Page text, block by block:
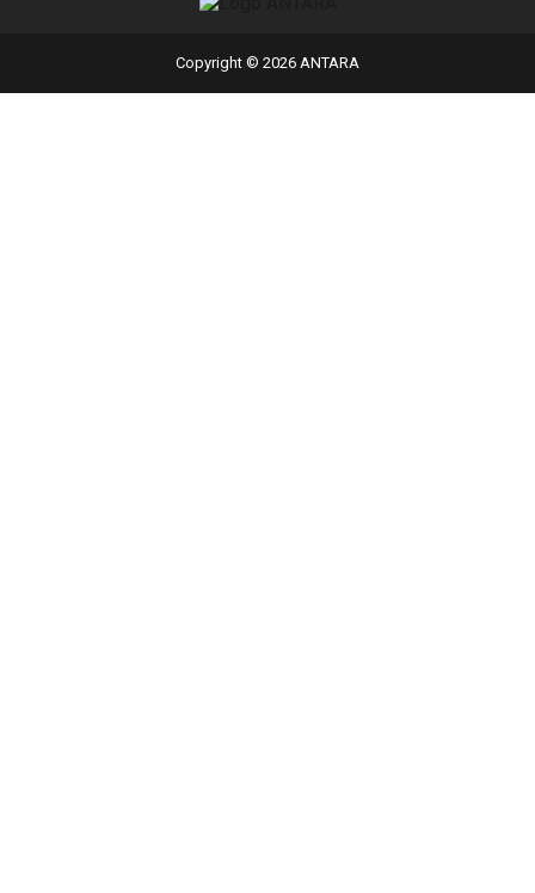
Copyright © 2026 ANTARA